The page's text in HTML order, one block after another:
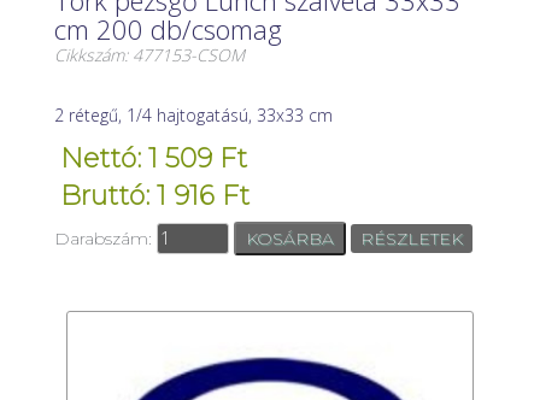
cm 200 db/csomag
Cikkszám: 477153-CSOM
2 rétegű, 1/4 hajtogatású, 33x33 cm
Nettó: 1 509 Ft
Bruttó: 1 916 Ft
Darabszám: RÉSZLETEK